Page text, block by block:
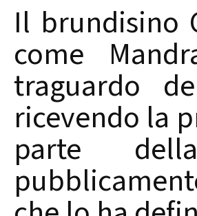
Il brundisino
come
traguardo
ricevendo la
parte